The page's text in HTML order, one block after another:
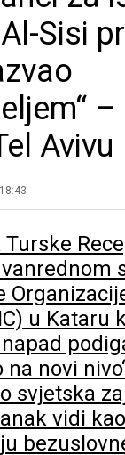
Sisi
Avivu
u Kataru
novi
svjetska
vidi kao